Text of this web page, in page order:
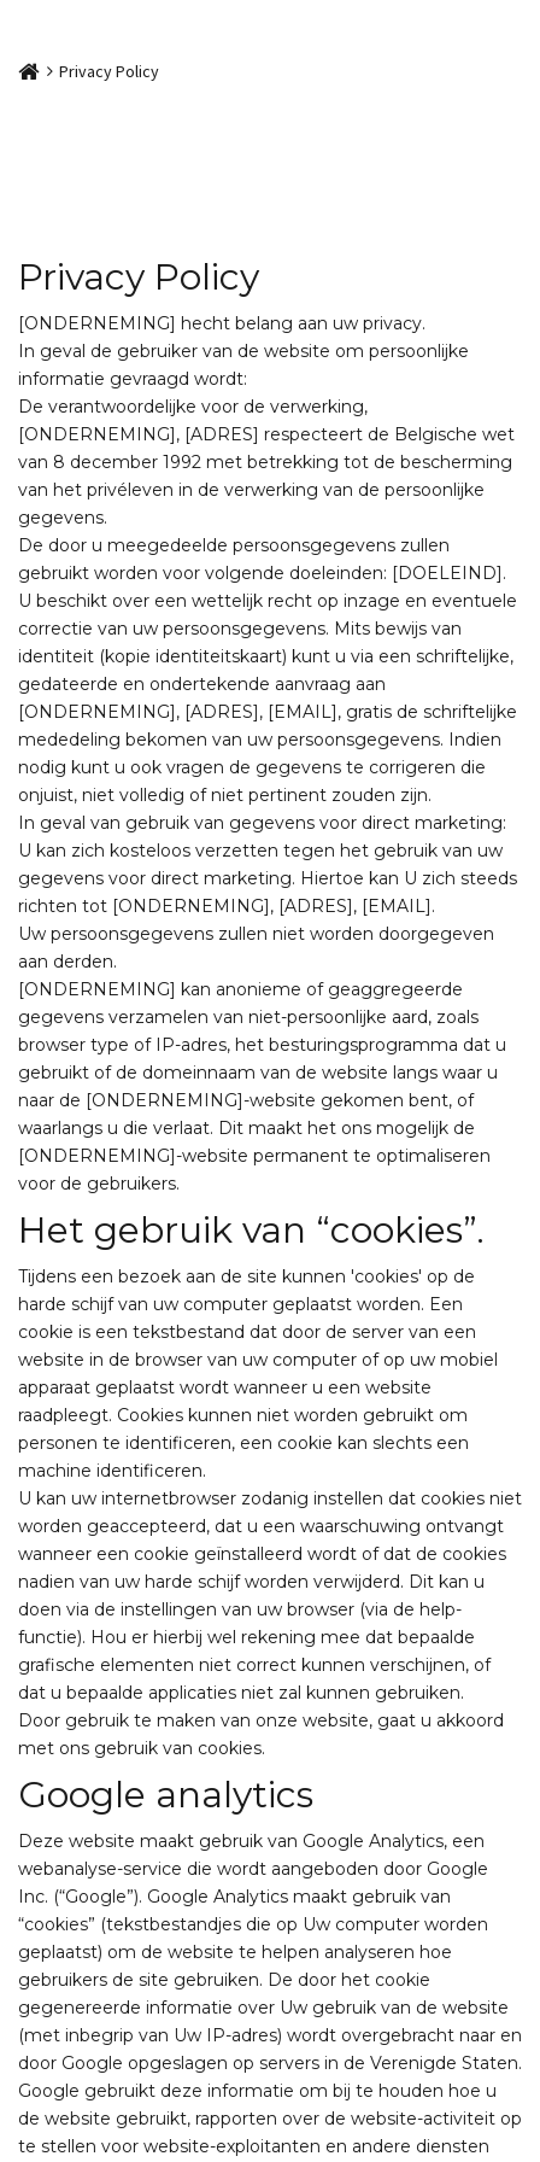
HomePrivacy Policy
Privacy Policy
[ONDERNEMING] hecht belang aan uw privacy.
In geval de gebruiker van de website om persoonlijke
informatie gevraagd wordt:
De verantwoordelijke voor de verwerking,
[ONDERNEMING], [ADRES] respecteert de Belgische wet
van 8 december 1992 met betrekking tot de bescherming
van het privéleven in de verwerking van de persoonlijke
gegevens.
De door u meegedeelde persoonsgegevens zullen
gebruikt worden voor volgende doeleinden: [DOELEIND].
U beschikt over een wettelijk recht op inzage en eventuele
correctie van uw persoonsgegevens. Mits bewijs van
identiteit (kopie identiteitskaart) kunt u via een schriftelijke,
gedateerde en ondertekende aanvraag aan
[ONDERNEMING], [ADRES], [EMAIL], gratis de schriftelijke
mededeling bekomen van uw persoonsgegevens. Indien
nodig kunt u ook vragen de gegevens te corrigeren die
onjuist, niet volledig of niet pertinent zouden zijn.
In geval van gebruik van gegevens voor direct marketing:
U kan zich kosteloos verzetten tegen het gebruik van uw
gegevens voor direct marketing. Hiertoe kan U zich steeds
richten tot [ONDERNEMING], [ADRES], [EMAIL].
Uw persoonsgegevens zullen niet worden doorgegeven
aan derden.
[ONDERNEMING] kan anonieme of geaggregeerde
gegevens verzamelen van niet-persoonlijke aard, zoals
browser type of IP-adres, het besturingsprogramma dat u
gebruikt of de domeinnaam van de website langs waar u
naar de [ONDERNEMING]-website gekomen bent, of
waarlangs u die verlaat. Dit maakt het ons mogelijk de
[ONDERNEMING]-website permanent te optimaliseren
voor de gebruikers.
Het gebruik van “cookies”.
Tijdens een bezoek aan de site kunnen 'cookies' op de
harde schijf van uw computer geplaatst worden. Een
cookie is een tekstbestand dat door de server van een
website in de browser van uw computer of op uw mobiel
apparaat geplaatst wordt wanneer u een website
raadpleegt. Cookies kunnen niet worden gebruikt om
personen te identificeren, een cookie kan slechts een
machine identificeren.
U kan uw internetbrowser zodanig instellen dat cookies niet
worden geaccepteerd, dat u een waarschuwing ontvangt
wanneer een cookie geïnstalleerd wordt of dat de cookies
nadien van uw harde schijf worden verwijderd. Dit kan u
doen via de instellingen van uw browser (via de help-
functie). Hou er hierbij wel rekening mee dat bepaalde
grafische elementen niet correct kunnen verschijnen, of
dat u bepaalde applicaties niet zal kunnen gebruiken.
Door gebruik te maken van onze website, gaat u akkoord
met ons gebruik van cookies.
Google analytics
Deze website maakt gebruik van Google Analytics, een
webanalyse-service die wordt aangeboden door Google
Inc. (“Google”). Google Analytics maakt gebruik van
“cookies” (tekstbestandjes die op Uw computer worden
geplaatst) om de website te helpen analyseren hoe
gebruikers de site gebruiken. De door het cookie
gegenereerde informatie over Uw gebruik van de website
(met inbegrip van Uw IP-adres) wordt overgebracht naar en
door Google opgeslagen op servers in de Verenigde Staten.
Google gebruikt deze informatie om bij te houden hoe u
de website gebruikt, rapporten over de website-activiteit op
te stellen voor website-exploitanten en andere diensten